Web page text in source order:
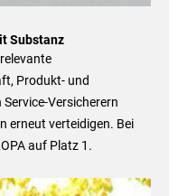
Substanz
Produkt- und
Versicherern
erneut verteidigen. Bei
auf Platz 1.